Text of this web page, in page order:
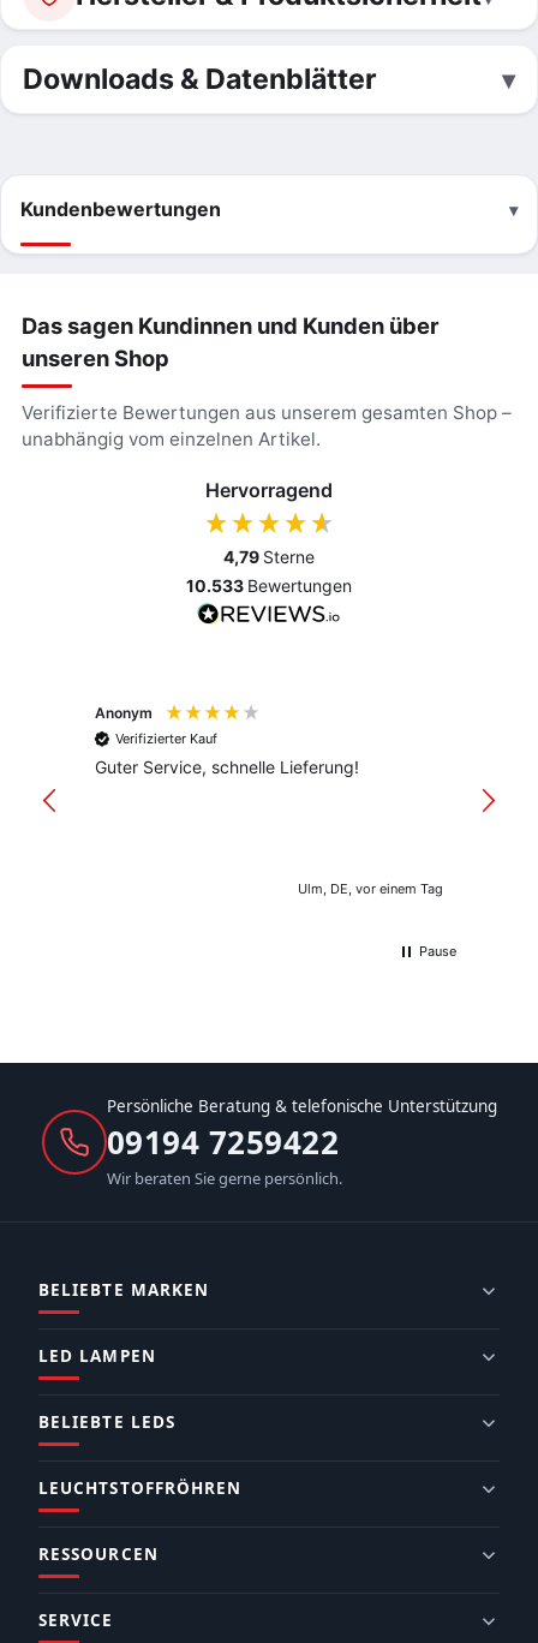
Downloads & Datenblätter
Kundenbewertungen
Das sagen Kundinnen und Kunden über
unseren Shop
Verifizierte Bewertungen aus unserem gesamten Shop –
unabhängig vom einzelnen Artikel.
Hervorragend
4,79 Sterne
10.533 Bewertungen
Anonym
Verifizierter Kauf
Guter Service, schnelle Lieferung!
Ulm, DE, vor einem Tag
Pause
Persönliche Beratung & telefonische Unterstützung
09194 7259422
Wir beraten Sie gerne persönlich.
BELIEBTE MARKEN
LED LAMPEN
BELIEBTE LEDS
LEUCHTSTOFFRÖHREN
RESSOURCEN
SERVICE